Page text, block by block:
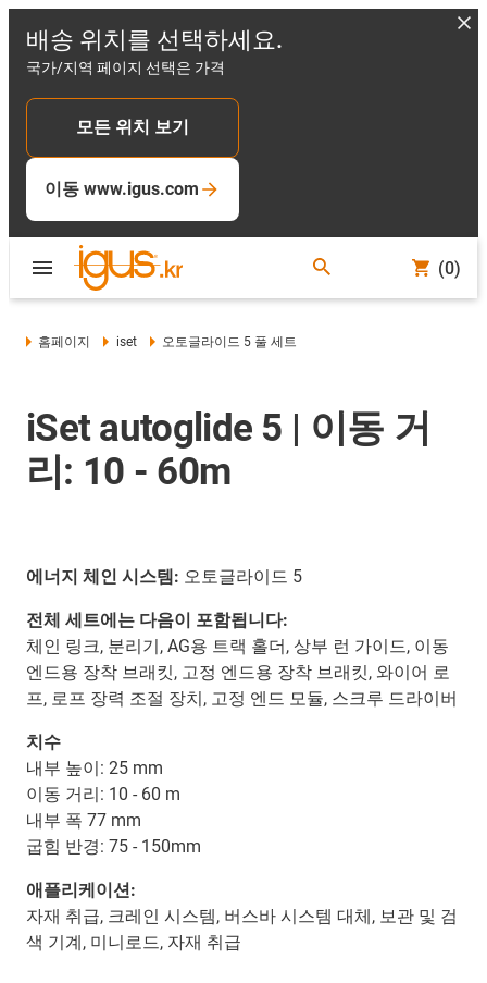
배송 위치를 선택하세요.
국가/지역 페이지 선택은 가격
모든 위치 보기
이동 www.igus.com
(0)
홈페이지 iset 오토글라이드 5 풀 세트
iSet autoglide 5 | 이동 거
리: 10 - 60m
에너지 체인 시스템: 오토글라이드 5
전체 세트에는 다음이 포함됩니다:
체인 링크, 분리기, AG용 트랙 홀더, 상부 런 가이드, 이동
엔드용 장착 브래킷, 고정 엔드용 장착 브래킷, 와이어 로
프, 로프 장력 조절 장치, 고정 엔드 모듈, 스크루 드라이버
치수
내부 높이: 25 mm
이동 거리: 10 - 60 m
내부 폭 77 mm
굽힘 반경: 75 - 150mm
애플리케이션:
자재 취급, 크레인 시스템, 버스바 시스템 대체, 보관 및 검
색 기계, 미니로드, 자재 취급